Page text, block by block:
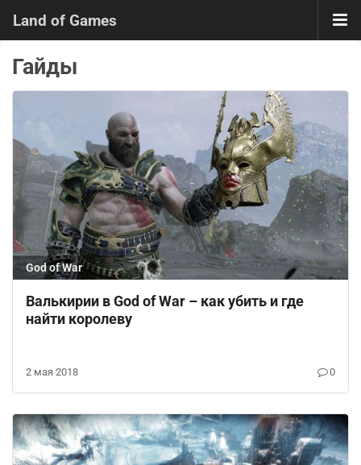
Land of Games
Гайды
God of War
Валькирии в God of War – как убить и где
найти королеву
2 мая 2018 0